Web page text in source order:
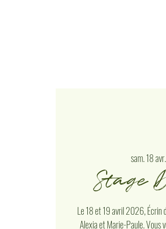
sam. 18 avr.
Stage
Le 18 et 19 avril 2026, Écrin
Alexia et Marie-Paule. Vous